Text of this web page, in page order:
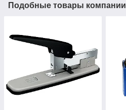
Подобные товары компании